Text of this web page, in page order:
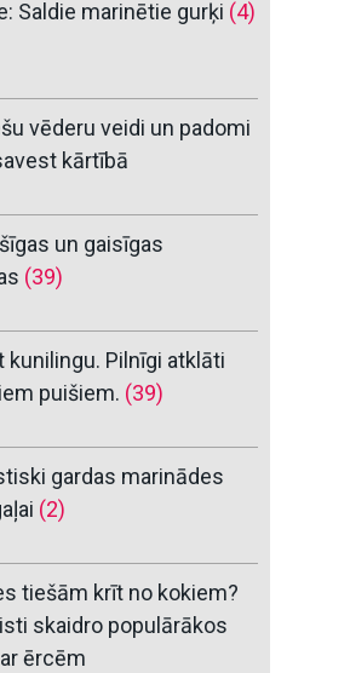
Saldie marinētie gurķi (4)
vēderu veidi un padomi
kārtībā
un gaisīgas
(39)
kunilingu. Pilnīgi atklāti
puišiem. (39)
gardas marinādes
(2)
tiešām krīt no kokiem?
skaidro populārākos
ērcēm